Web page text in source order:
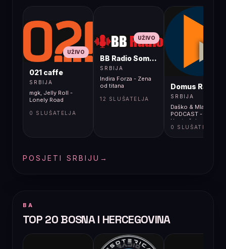
UŽIVO
021 caffe
SRBIJA
mgk, Jelly Roll -
Lonely Road
0 SLUŠATELJA
UŽIVO
BB Radio Sombor
SRBIJA
Indira Forza - Zena
od titana
12 SLUŠATELJA
Domus Radio
SRBIJA
Daško & Mlađa
PODCAST -
Unutrašnja
emigracija 317
0 SLUŠATELJA
POSJETI SRBIJU →
BA
TOP 20 BOSNA I HERCEGOVINA